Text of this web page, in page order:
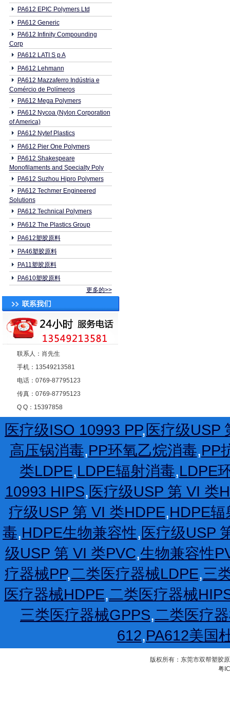
PA612 EPIC Polymers Ltd
PA612 Generic
PA612 Infinity Compounding
Corp
PA612 LATI S p A
PA612 Lehmann
PA612 Mazzaferro Indústria e
Comércio de Polímeros
PA612 Mega Polymers
PA612 Nycoa (Nylon Corporation
of America)
PA612 Nytef Plastics
PA612 Pier One Polymers
PA612 Shakespeare
Monofilaments and Specialty Poly
PA612 Suzhou Hipro Polymers
PA612 Techmer Engineered
Solutions
PA612 Technical Polymers
PA612 The Plastics Group
PA612塑胶原料
PA46塑胶原料
PA11塑胶原料
PA610塑胶原料
更多的>>
联系人：肖先生
手机：13549213581
电话：0769-87795123
传真：0769-87795123
Q Q：15397858
医疗级ISO 10993 PP,医疗级USP
高压锅消毒,PP环氧乙烷消毒,PP
类LDPE,LDPE辐射消毒,LDPE
10993 HIPS,医疗级USP 第 VI 类
疗级USP 第 VI 类HDPE,HDPE辐
毒,HDPE生物兼容性,医疗级USP
级USP 第 VI 类PVC,生物兼容性
疗器械PP,二类医疗器械LDPE,三
医疗器械HDPE,二类医疗器械
三类医疗器械GPPS,二类医疗
612,PA612美国
版权所有：东莞市双帮塑胶
粤